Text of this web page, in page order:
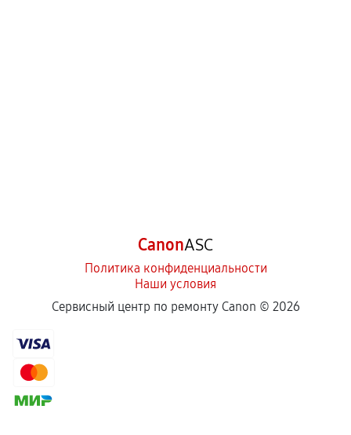
CanonASC
Политика конфиденциальности
Наши условия
Сервисный центр по ремонту Canon © 2026